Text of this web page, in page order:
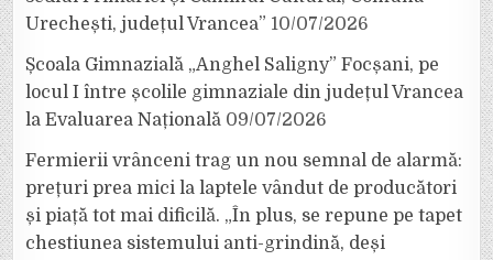
Urechești, județul Vrancea” 10/07/2026
Școala Gimnazială „Anghel Saligny” Focșani, pe
locul I între școlile gimnaziale din județul Vrancea
la Evaluarea Națională 09/07/2026
Fermierii vrânceni trag un nou semnal de alarmă:
prețuri prea mici la laptele vândut de producători
și piață tot mai dificilă. „În plus, se repune pe tapet
chestiunea sistemului anti-grindină, deși